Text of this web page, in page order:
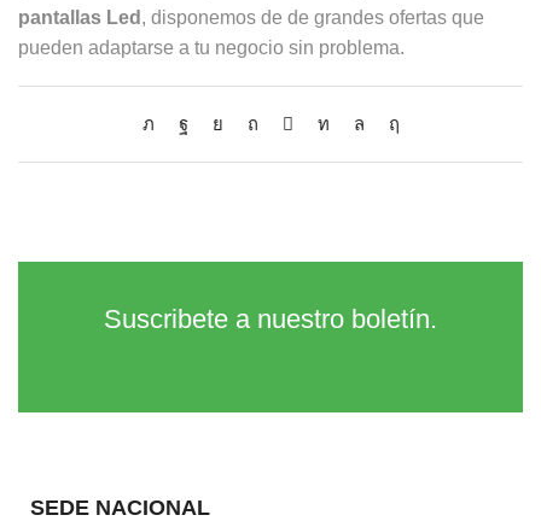
pantallas Led , disponemos de de grandes ofertas que
pueden adaptarse a tu negocio sin problema.
Suscribete a nuestro boletín.
SEDE NACIONAL